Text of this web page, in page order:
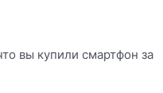
вы купили смартфон за